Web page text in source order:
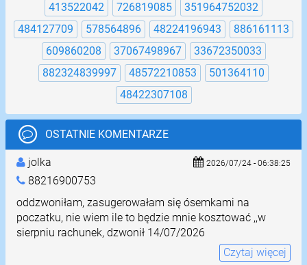
413522042
726819085
351964752032
484127709
578564896 48224196943
886161113
609860208
37067498967
33672350033
882324839997
48572210853
501364110
48422307108
OSTATNIE KOMENTARZE
jolka
88216900753
2026/07/24 - 06:38:25
oddzwoniłam, zasugerowałam się ósemkami na
poczatku, nie wiem ile to będzie mnie kosztować ,,w
sierpniu rachunek, dzwonił 14/07/2026
Czytaj więcej